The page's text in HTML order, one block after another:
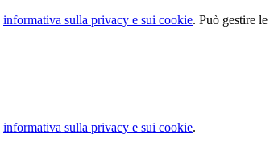
informativa sulla privacy e sui cookie. Può gestire le
informativa sulla privacy e sui cookie.